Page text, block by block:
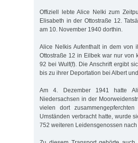
Offiziell lebte Alice Nelki zum
Elisabeth in der Ottostraße 12.
am 10. November 1940 dorthin.
Alice Nelkis Aufenthalt in dem von
Ottostraße 12 in Eilbek war nur von
92 bei Wulf(f). Die Anschrift ergibt
bis zu ihrer Deportation bei Albert
Am 4. Dezember 1941 hatte
Niedersachsen in der
vielen dort
Umständen verbracht hatte, wurde
752 weiteren Leidensgenossen nach